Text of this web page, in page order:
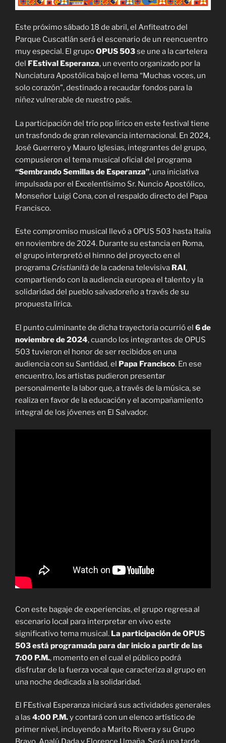
Este próximo sábado 18 de abril, el Anfiteatro del
Parque Cuscatlán será el escenario de un reencuentro
muy especial. El grupoOPUS 503se une a la cartelera
del FEstival Esperanza, un evento organizado por la
Nunciatura Apostólica bajo el lema “Muchas voces, un
solo corazón”, destinado a recaudar fondos para la
niñez vulnerable de nuestro país.
La participación del trío pop lírico en este festival tiene
un trasfondo de gran relevancia internacional. En 2024,
José Guerrero y Mauro Iglesias, integrantes del grupo,
compusieron el tema musical oficial del programa
“Sembrando Semillas de Esperanza”, una iniciativa
impulsada por el Excelentísimo Sr. Nuncio Apostólico,
Monseñor Luigi Cona, con el respaldo directo del Papa
Francisco.
Este compromiso musical llevó a OPUS 503 hasta Italia
en noviembre de 2024. Durante su estancia en Roma,
el grupo interpretó el himno del proyecto en el
programa Cristianitàde la cadena televisiva RAI,
compartiendo con la audiencia europea el talento y la
solidaridad del pueblo salvadoreño a través de su
propuesta lírica.
El punto culminante de dicha trayectoria ocurrió el 6 de
noviembre de 2024, cuando los integrantes de OPUS
503 tuvieron el honor de ser recibidos en una
audiencia con su Santidad, el Papa Francisco. En ese
encuentro, los artistas pudieron presentar
personalmente la labor que, a través de la música, se
realiza en favor de la educación y el acompañamiento
integral de los jóvenes en El Salvador.
Con este bagaje de experiencias, el grupo regresa al
escenario local para interpretar en vivo este
significativo tema musical. La participación de OPUS
503 está programada para dar inicio a partir de las
7:00 P.M., momento en el cual el público podrá
disfrutar de la fuerza vocal que caracteriza al grupo en
una noche dedicada a la solidaridad.
El FEstival Esperanza iniciará sus actividades generales
a las 4:00 P.M.y contará con un elenco artístico de
primer nivel, incluyendo a Marito Rivera y su Grupo